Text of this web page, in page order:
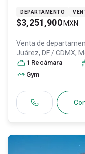
DEPARTAMENTO
$3,251,900 MXN
Venta de
Juárez, DF / CDMX,
1 Recámara
Gym